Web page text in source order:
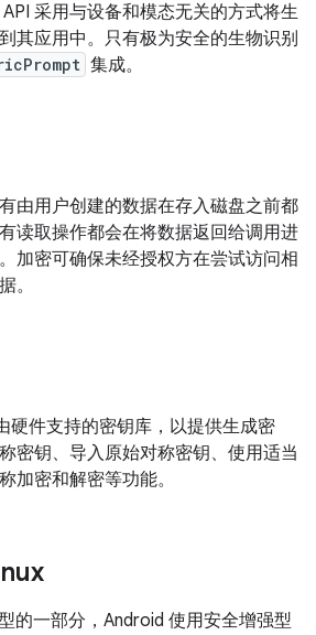
采用与设备和模态无关的方式将生
其应用中。只有极为安全的生物识别
集成。
由用户创建的数据在存入磁盘之前都
读取操作都会在将数据返回给调用进
加密可确保未经授权方在尝试访问相
。
硬件支持的密钥库，以提供生成密
密钥、导入原始对称密钥、使用适当
加密和解密等功能。
的一部分，Android 使用安全增强型